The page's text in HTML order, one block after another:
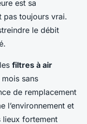
est sa
pas toujours vrai.
le débit
filtres à air
sans
de remplacement
l’environnement et
lieux fortement